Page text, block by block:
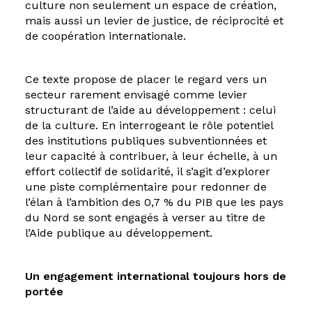
culture non seulement un espace de création,
mais aussi un levier de justice, de réciprocité et
de coopération internationale.
Ce texte propose de placer le regard vers un
secteur rarement envisagé comme levier
structurant de l’aide au développement : celui
de la culture. En interrogeant le rôle potentiel
des institutions publiques subventionnées et
leur capacité à contribuer, à leur échelle, à un
effort collectif de solidarité, il s’agit d’explorer
une piste complémentaire pour redonner de
l’élan à l’ambition des 0,7 % du PIB que les pays
du Nord se sont engagés à verser au titre de
l’Aide publique au développement.
Un engagement international toujours hors de
portée